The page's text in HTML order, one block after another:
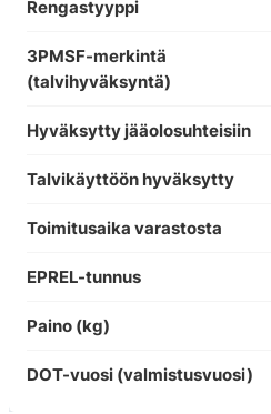
Rengastyyppi
3PMSF-merkintä
(talvihyväksyntä)
Hyväksytty jääolosuhteisiin
Talvikäyttöön hyväksytty
Toimitusaika varastosta
EPREL-tunnus
Paino (kg)
DOT-vuosi (valmistusvuosi)